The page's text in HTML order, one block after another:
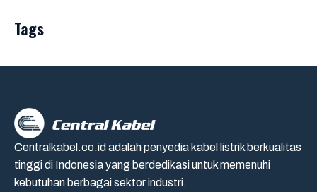
Tags
Centralkabel.co.id adalah penyedia kabel listrik berkualitas
tinggi di Indonesia yang berdedikasi untuk memenuhi
kebutuhan berbagai sektor industri.